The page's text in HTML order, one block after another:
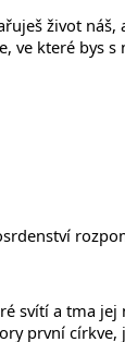
život
ve které bys
svítí a tma
první